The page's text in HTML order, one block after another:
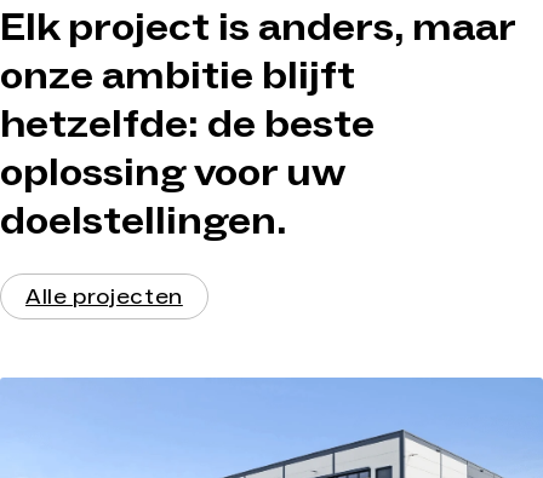
Elk project is anders, maar
onze ambitie blijft
hetzelfde: de beste
oplossing voor uw
doelstellingen.
Alle projecten